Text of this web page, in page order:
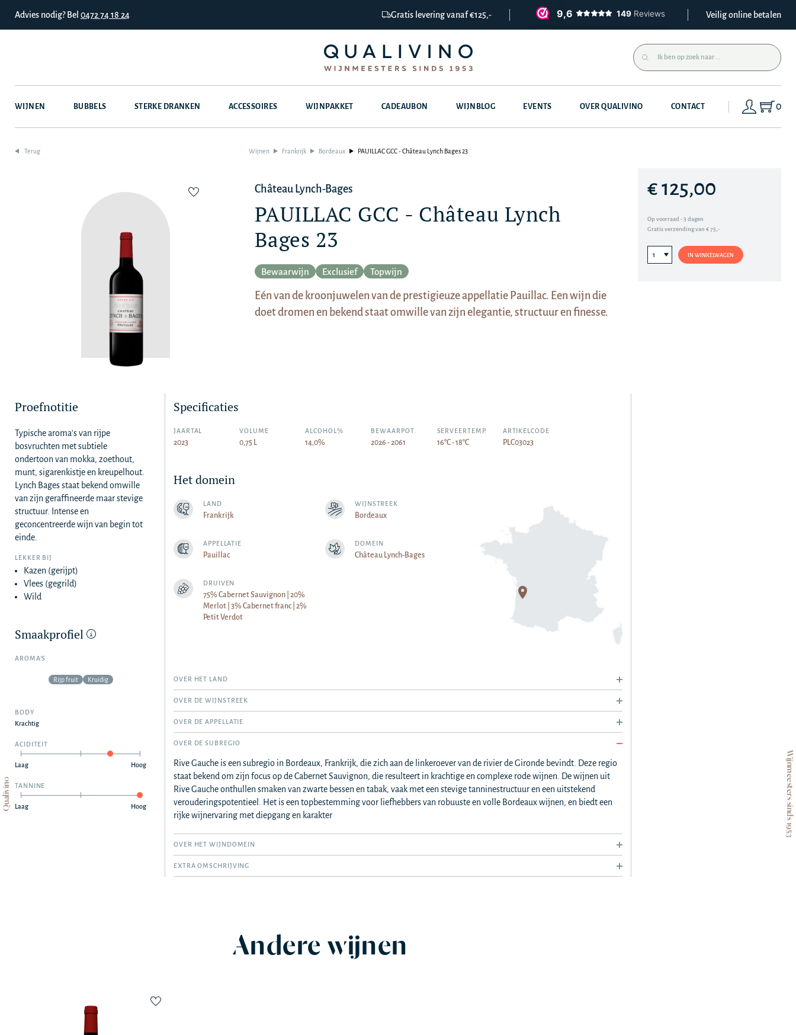
Advies nodig? Bel 0472 74 18 24 Gratis levering vanaf €125,- Veilig online betalen
WIJNEN BUBBELS STERKE DRANKEN ACCESSOIRES WIJNPAKKET CADEAUBON WIJNBLOG EVENTS OVER QUALIVINO CONTACT 0
Qualivino Wijnmeesters sinds 1953
Terug Wijnen Frankrijk Bordeaux PAUILLAC GCC - Château Lynch Bages 23
Château Lynch-Bages
PAUILLAC GCC - Château Lynch
Bages 23
Bewaarwijn Exclusief Topwijn
Eén van de kroonjuwelen van de prestigieuze appellatie Pauillac. Een wijn die
doet dromen en bekend staat omwille van zijn elegantie, structuur en finesse.
€ 125,00
Op voorraad - 3 dagen
Gratis verzending van € 75,-
IN WINKELWAGEN
Proefnotitie
Typische aroma's van rijpe
bosvruchten met subtiele
ondertoon van mokka, zoethout,
munt, sigarenkistje en kreupelhout.
Lynch Bages staat bekend omwille
van zijn geraffineerde maar stevige
structuur. Intense en
geconcentreerde wijn van begin tot
einde.
LEKKER BIJ
Kazen (gerijpt)
Vlees (gegrild)
Wild
Smaakprofiel
AROMA’S
Rijp fruit Kruidig
BODY
Krachtig
ACIDITEIT
Laag Hoog
TANNINE
Laag Hoog
Specificaties
JAARTAL
2023
VOLUME
0,75 L
ALCOHOL%
14,0%
BEWAARPOT.
2026 - 2061
SERVEERTEMP.
16°C - 18°C
ARTIKELCODE
PLC03023
Het domein
LAND
Frankrijk
WIJNSTREEK
Bordeaux
APPELLATIE
Pauillac
DOMEIN
Château Lynch-Bages
DRUIVEN
75% Cabernet Sauvignon | 20%
Merlot | 3% Cabernet franc | 2%
Petit Verdot
OVER HET LAND
OVER DE WIJNSTREEK
OVER DE APPELLATIE
OVER DE SUBREGIO
Rive Gauche is een subregio in Bordeaux, Frankrijk, die zich aan de linkeroever van de rivier de Gironde bevindt. Deze regio
staat bekend om zijn focus op de Cabernet Sauvignon, die resulteert in krachtige en complexe rode wijnen. De wijnen uit
Rive Gauche onthullen smaken van zwarte bessen en tabak, vaak met een stevige tanninestructuur en een uitstekend
verouderingspotentieel. Het is een topbestemming voor liefhebbers van robuuste en volle Bordeaux wijnen, en biedt een
rijke wijnervaring met diepgang en karakter
OVER HET WIJNDOMEIN
EXTRA OMSCHRIJVING
Andere wijnen